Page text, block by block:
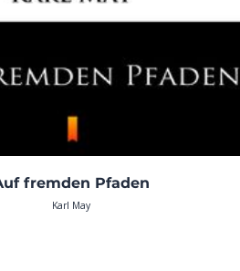
fremden Pfaden
Karl May